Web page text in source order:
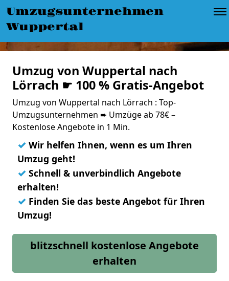
Umzugsunternehmen
Wuppertal
Umzug von Wuppertal nach
Lörrach ☛ 100 % Gratis-Angebot
Umzug von Wuppertal nach Lörrach : Top-
Umzugsunternehmen ➨ Umzüge ab 78€ –
Kostenlose Angebote in 1 Min.
✓ Wir helfen Ihnen, wenn es um Ihren
Umzug geht!
✓ Schnell & unverbindlich Angebote
erhalten!
✓ Finden Sie das beste Angebot für Ihren
Umzug!
blitzschnell kostenlose Angebote
erhalten